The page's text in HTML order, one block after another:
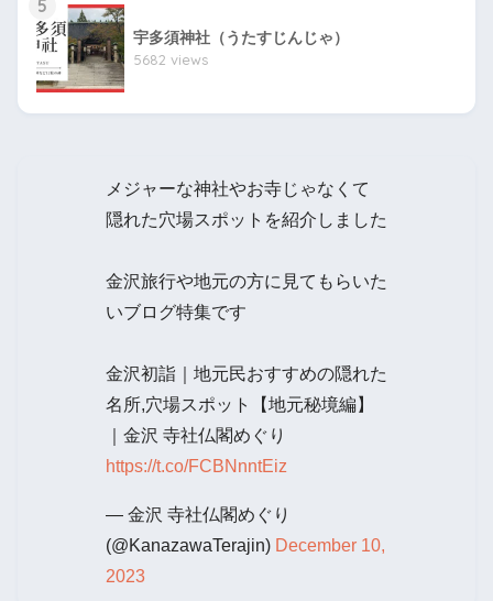
5
宇多須神社（うたすじんじゃ）
5682 views
メジャーな神社やお寺じゃなくて
隠れた穴場スポットを紹介しました
金沢旅行や地元の方に見てもらいた
いブログ特集です
金沢初詣｜地元民おすすめの隠れた
名所,穴場スポット【地元秘境編】
｜金沢 寺社仏閣めぐり
https://t.co/FCBNnntEiz
— 金沢 寺社仏閣めぐり
(@KanazawaTerajin) December 10,
2023